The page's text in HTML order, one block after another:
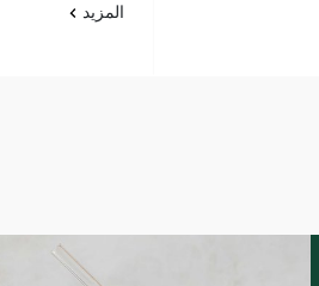
المزيد